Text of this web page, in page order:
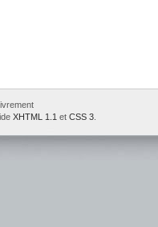
XHTML 1.1 et CSS 3